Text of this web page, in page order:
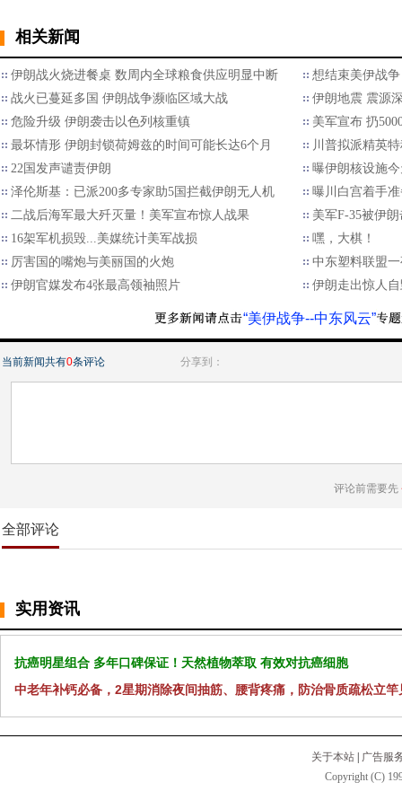
相关新闻
伊朗战火烧进餐桌 数周内全球粮食供应明显中断
想结束美伊战
战火已蔓延多国 伊朗战争濒临区域大战
伊朗地震 震源
危险升级 伊朗袭击以色列核重镇
美军宣布 扔
最坏情形 伊朗封锁荷姆兹的时间可能长达6个月
川普拟派精英
22国发声谴责伊朗
曝伊朗核设施
泽伦斯基：已派200多专家助5国拦截伊朗无人机
曝川白宫着手
二战后海军最大歼灭量！美军宣布惊人战果
美军F-35被伊
16架军机损毁...美媒统计美军战损
嘿，大棋！
厉害国的嘴炮与美丽国的火炮
中东塑料联盟
伊朗官媒发布4张最高领袖照片
伊朗走出惊人
“美伊战争--中东风云”
当前新闻共有0条评论 分享到：
评论前需要先
全部评论
实用资讯
抗癌明星组合 多年口碑保证！天然植物萃取 有效对抗癌细胞
中老年补钙必备，2星期消除夜间抽筋、腰背疼痛，防治骨质疏松立竿
关于本站 | 广告服
Copyright (C)